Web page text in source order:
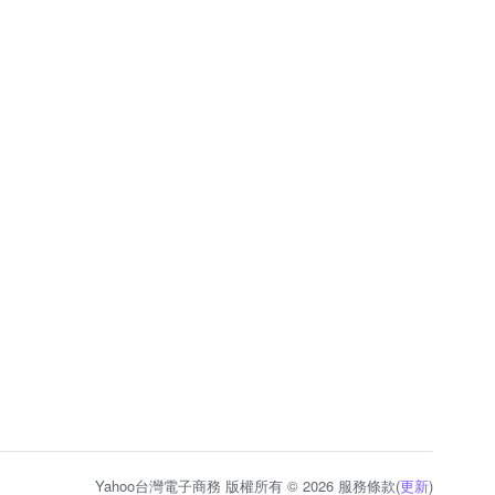
Yahoo台灣電子商務 版權所有 © 2026 服務條款(更新)